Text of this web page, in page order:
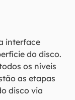
interface
do disco.
os níveis
as etapas
disco via